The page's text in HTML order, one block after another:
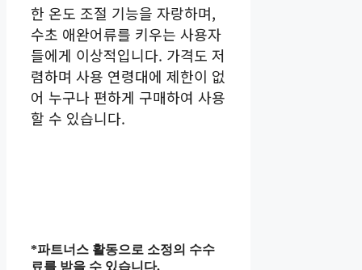
한 온도 조절 기능을 자랑하며,
수초 애완어류를 키우는 사용자
들에게 이상적입니다. 가격도 저
렴하며 사용 연령대에 제한이 없
어 누구나 편하게 구매하여 사용
할 수 있습니다.
*파트너스 활동으로 소정의 수수
료를 받을 수 있습니다.